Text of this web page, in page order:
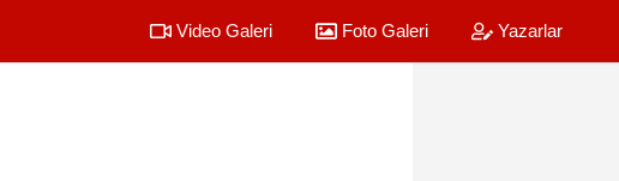
Video Galeri Foto Galeri Yazarlar